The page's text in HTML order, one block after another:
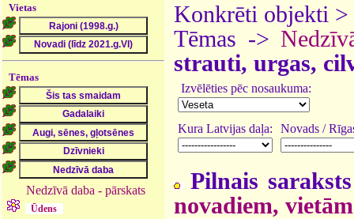
Vietas
Tēmas
Nedzīvā daba - pārskats
Ūdens
Konkrēti objekti >
Tēmas ->
strauti, urgas,
Izvēlēties pēc nosaukuma:
Kura Latvijas daļa: Novads /
Pilnais
novadiem, vietām